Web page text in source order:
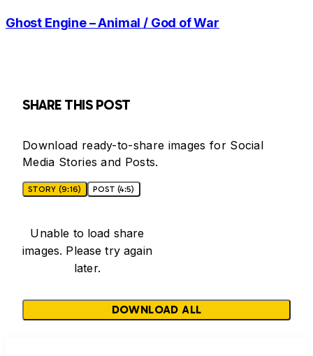
Ghost Engine – Animal / God of War
SHARE THIS POST
Download ready-to-share images for Social
Media Stories and Posts.
STORY (9:16) POST (4:5)
Unable to load share
images. Please try again
later.
DOWNLOAD ALL